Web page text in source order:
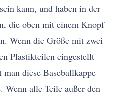
kann, und haben in der
die oben mit einem Knopf
Wenn die Größe mit zwei
Plastikteilen eingestellt
man diese Baseballkappe
Wenn alle Teile außer den